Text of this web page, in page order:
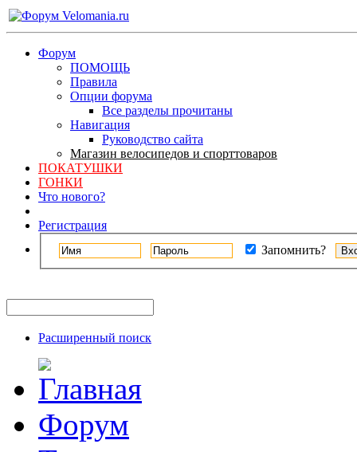
Форум
ПОМОЩЬ
Правила
Опции форума
Все разделы прочитаны
Навигация
Руководство сайта
Магазин велосипедов и спорттоваров
ПОКАТУШКИ
ГОНКИ
Что нового?
Регистрация
Запомнить?
Расширенный поиск
Форум